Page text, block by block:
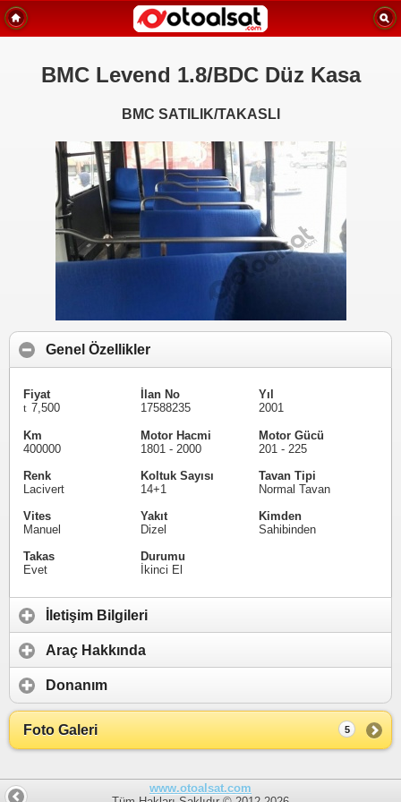
BMC Levend 1.8/BDC Düz Kasa
BMC SATILIK/TAKASLI
Genel Özellikler
Fiyat
7,500
İlan No
17588235
Yıl
2001
Km
400000
Motor Hacmi
1801 - 2000
Motor Gücü
201 - 225
Renk
Lacivert
Koltuk Sayısı
14+1
Tavan Tipi
Normal Tavan
Vites
Manuel
Yakıt
Dizel
Kimden
Sahibinden
Takas
Evet
Durumu
İkinci El
İletişim Bilgileri
Araç Hakkında
Donanım
Foto Galeri 5
www.otoalsat.com